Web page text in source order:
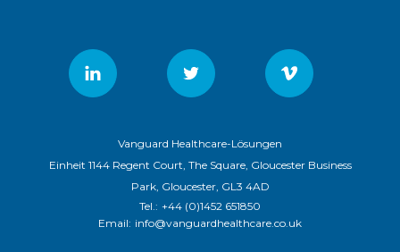
Vanguard Healthcare-Lösungen
Einheit 1144 Regent Court, The Square, Gloucester Business
Park, Gloucester, GL3 4AD
Tel.: +44 (0)1452 651850
Email: info@vanguardhealthcare.co.uk